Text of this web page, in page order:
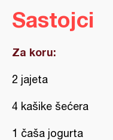
Sastojci
Za koru:
2 jajeta
4 kašike šećera
1 čaša jogurta